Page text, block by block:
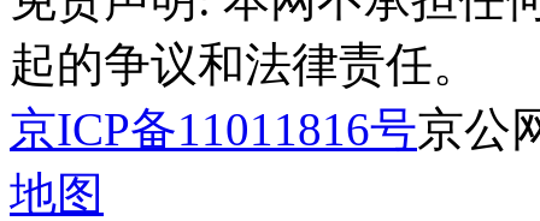
起的争议和法律责任。
京ICP备11011816号京公
地图